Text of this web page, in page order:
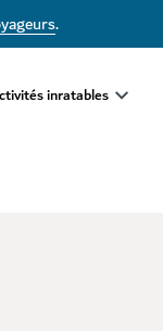
.
inratables